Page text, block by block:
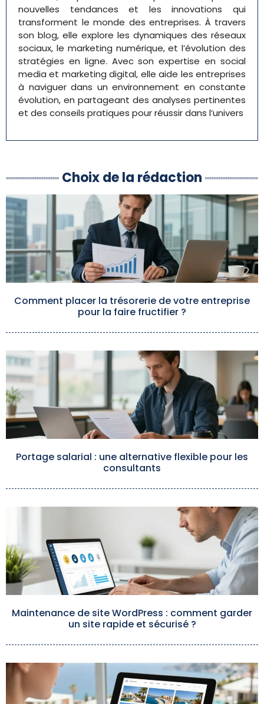
nouvelles tendances et les innovations qui
transforment le monde des entreprises. À travers
son blog, elle explore les dynamiques des réseaux
sociaux, le marketing numérique, et l’évolution des
stratégies en ligne. Avec son expertise en social
media et marketing digital, elle aide les entreprises
à naviguer dans un environnement en constante
évolution, en partageant des analyses pertinentes
et des conseils pratiques pour réussir dans l’univers
Choix de la rédaction
Comment placer la trésorerie de votre entreprise
pour la faire fructifier ?
Portage salarial : une alternative flexible pour les
consultants
Maintenance de site WordPress : comment garder
un site rapide et sécurisé ?